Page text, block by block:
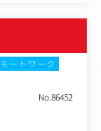
など、
すので、
たい」という
ートワーク
No.86452